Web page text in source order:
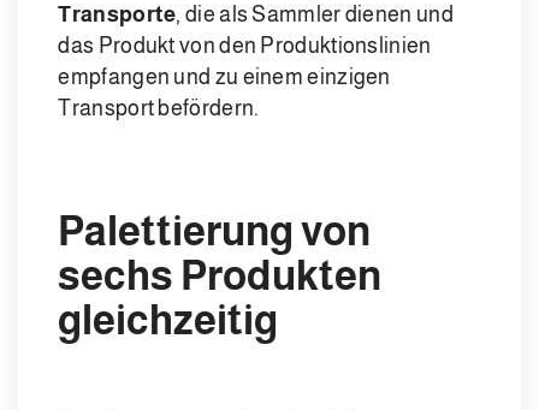
Transporte, die als Sammler dienen und
das Produkt von den Produktionslinien
empfangen und zu einem einzigen
Transport befördern.
Palettierung von
sechs Produkten
gleichzeitig